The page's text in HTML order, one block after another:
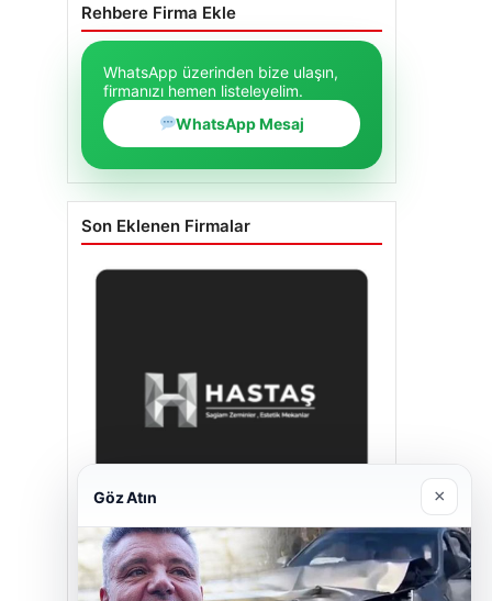
Rehbere Firma Ekle
WhatsApp üzerinden bize ulaşın,
firmanızı hemen listeleyelim.
WhatsApp Mesaj
Son Eklenen Firmalar
Hastaş Beton
Göz Atın ×